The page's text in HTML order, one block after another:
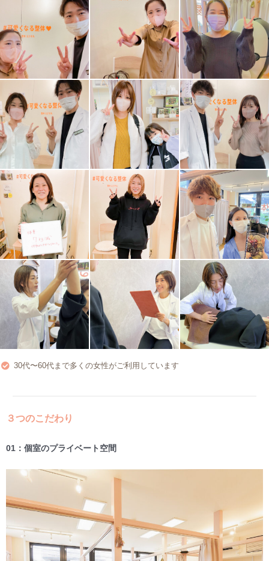
30代〜60代まで多くの女性がご利用しています
３つのこだわり
01：個室のプライベート空間